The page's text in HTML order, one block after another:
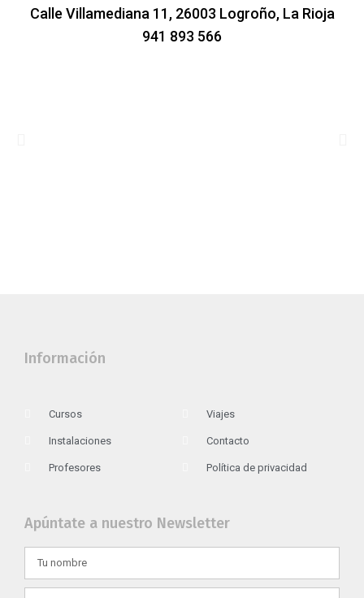
Calle Villamediana 11, 26003 Logroño, La Rioja
941 893 566
Información
Cursos
Instalaciones
Profesores
Viajes
Contacto
Política de privacidad
Apúntate a nuestro Newsletter